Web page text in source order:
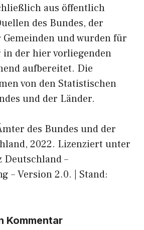
aus öffentlich
des Bundes, der
und wurden für
der hier vorliegenden
aufbereitet. Die
von den Statistischen
und der Länder.
des Bundes und der
2022. Lizenziert unter
Deutschland –
– Version 2.0. | Stand:
Kommentar